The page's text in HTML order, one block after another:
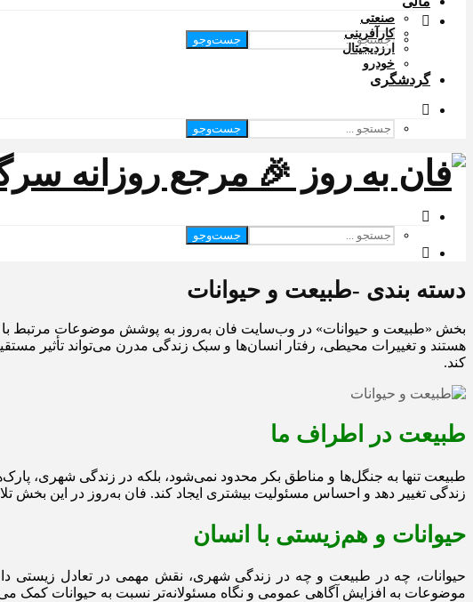
جست‌وجو
صنعتی
کارآفرینی
ارزدیجیتال
خودرو
گردشگری
جست‌وجو
جست‌وجو
دسته بندی -طبیعت و حیوانات
بخش «طبیعت و حیوانات» در وب‌سایت فان به‌روز به پوشش موضوعات مرتبط
هستند و تغییرات محیطی، رفتار انسان‌ها و سبک زندگی مدرن می‌تواند تأثیر
کند.
طبیعت در اطراف ما
طبیعت تنها به جنگل‌ها و مناطق بکر محدود نمی‌شود، بلکه در زندگی شهری،
زندگی تغییر دهد و احساس مسئولیت بیشتری ایجاد کند. فان به‌روز در این
حیوانات و هم‌زیستی با انسان
حیوانات، چه در طبیعت و چه در زندگی شهری، نقش مهمی در تعادل زیستی
موضوعات به افزایش آگاهی عمومی و نگاه مسئولانه‌تر نسبت به حیوانات کمک